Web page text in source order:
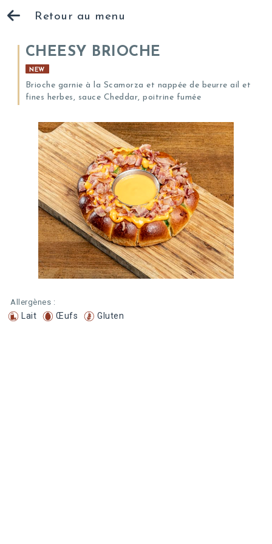
Retour au menu
CHEESY BRIOCHE
NEW
Brioche garnie à la Scamorza et nappée de beurre ail et
fines herbes, sauce Cheddar, poitrine fumée
Allergènes :
Lait Œufs Gluten